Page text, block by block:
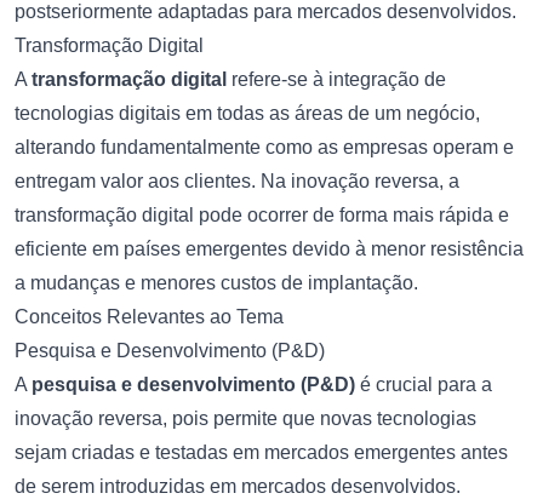
postseriormente adaptadas para mercados desenvolvidos.
Transformação Digital
A transformação digital refere-se à integração de
tecnologias digitais em todas as áreas de um negócio,
alterando fundamentalmente como as empresas operam e
entregam valor aos clientes. Na inovação reversa, a
transformação digital pode ocorrer de forma mais rápida e
eficiente em países emergentes devido à menor resistência
a mudanças e menores custos de implantação.
Conceitos Relevantes ao Tema
Pesquisa e Desenvolvimento (P&D)
A pesquisa e desenvolvimento (P&D) é crucial para a
inovação reversa, pois permite que novas tecnologias
sejam criadas e testadas em mercados emergentes antes
de serem introduzidas em mercados desenvolvidos.